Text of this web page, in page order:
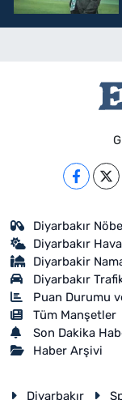
Diyarbakır
Diyarbakır
Diyarbakir
Diyarbakır
Puan Durumu
Tüm Manşetler
Son Dakika
Haber Arşivi
Diyarbakır